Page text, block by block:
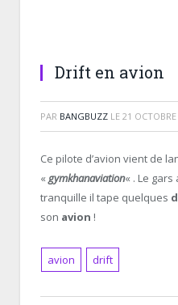
Drift en avion
PAR BANGBUZZ LE 21
Ce pilote d’avion vient de
«gymkhanaviation« . Le
tranquille il tape quelques
son avion !
avion drift